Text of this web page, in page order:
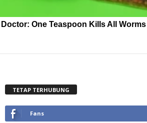
Doctor: One Teaspoon Kills All
TETAP TERHUBUNG
Fans